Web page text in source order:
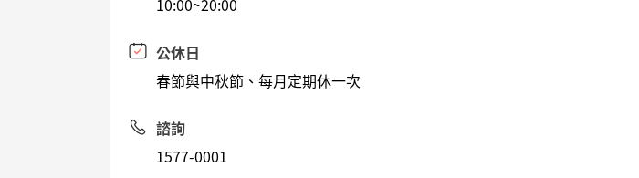
10:00~20:00
公休日
春節與中秋節、每月定期休一次
諮詢
1577-0001